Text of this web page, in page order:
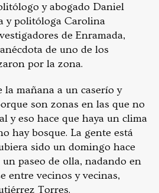
y abogado Daniel
y politóloga Carolina
de Enramada,
de uno de los
por la zona.
la mañana a un caserío y
son zonas en las que no
y eso hace que haya un clima
hay bosque. La gente está
sido un domingo hace
paseo de olla, nadando en
entre vecinos y vecinas,
Torres.